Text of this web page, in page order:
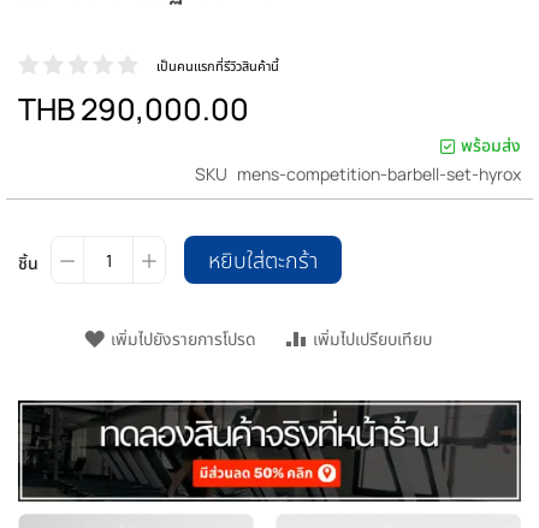
เป็นคนแรกที่รีวิวสินค้านี้
THB 290,000.00
พร้อมส่ง
SKU mens-competition-barbell-set-hyrox
ชิ้น หยิบใส่ตะกร้า
เพิ่มไปยังรายการโปรด เพิ่มไปเปรียบเทียบ